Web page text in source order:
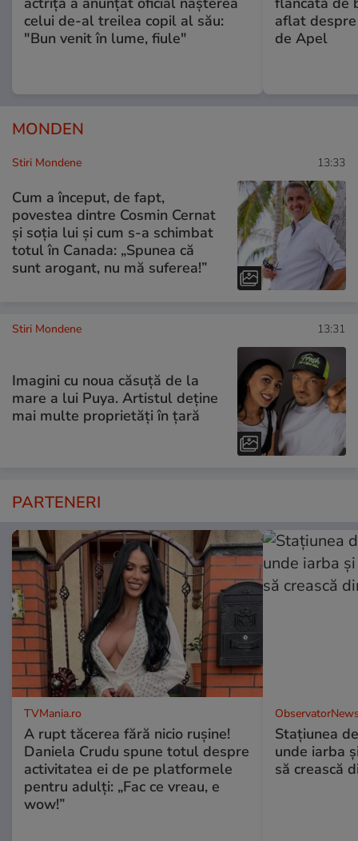
celui de-al treilea copil al său:
"Bun venit în lume, fiule"
aflat
de Apel
MONDEN
Stiri Mondene 13:33
Cum a început, de fapt,
povestea dintre Cosmin Cernat
și soția lui și cum s-a schimbat
totul în Canada: „Spunea că
sunt arogant, nu mă suferea!”
Stiri Mondene 13:31
Imagini cu noua căsuță de la
mare a lui Puya. Artistul deține
mai multe proprietăți în țară
PARTENERI
TVMania.ro
A rupt tăcerea fără nicio rușine!
Daniela Crudu spune totul despre
activitatea ei de pe platformele
pentru adulți: „Fac ce vreau, e
wow!”
Stațiunea
unde iarba
să crească